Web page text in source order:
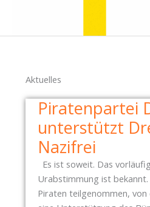
Aktuelles
Piratenpartei
unterstützt
Nazifrei
Es ist soweit. Das
Urabstimmung ist
Piraten teilgenommen, von